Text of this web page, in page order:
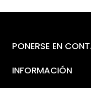
PONERSE EN
INFORMACIÓN